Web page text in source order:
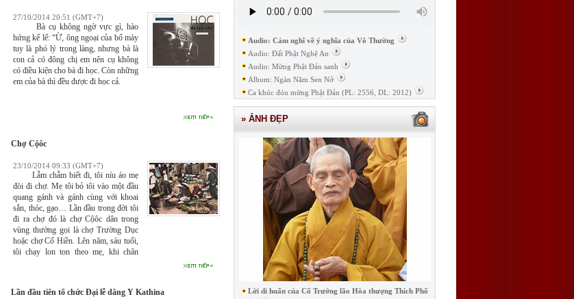
27/10/2014 20:51 (GMT+7)
Bà cụ không ngờ vực gì, hào
hứng kể lể: “Ừ, ông ngoại của bố mày
tuy là phó lý trong làng, nhưng bà là
con cả có đông chị em nên cụ không
có điều kiện cho bà đi học. Còn những
em của bà thì đều được đi học cả.
Chợ Cộôc
23/10/2014 09:33 (GMT+7)
Lẫm chẫm biết đi, tôi níu áo mẹ
đòi đi chợ. Mẹ tôi bỏ tôi vào một đầu
quang gánh và gánh cùng với khoai
sắn, thóc, gạo… Lần đầu trong đời tôi
đi ra chợ đó là chợ Cộôc dân trong
vùng thường gọi là chợ Trường Dục
hoặc chợ Cổ Hiền. Lên năm, sáu tuổi,
tôi chạy lon ton theo mẹ, khi chân
Lần đầu tiên tổ chức Đại lễ dâng Y Kathina
Audio: Cảm nghĩ về ý nghĩa của Vô Thường
Audio: Đất Phật Nghệ An
Audio: Mừng Phật Đản sanh
Album: Ngàn Năm Sen Nở
Ca khúc đón mừng Phật Đản (PL: 2556, DL: 2012)
» ẢNH ĐẸP
Lời di huấn của Cố Trưởng lão Hòa thượng Thích Phổ